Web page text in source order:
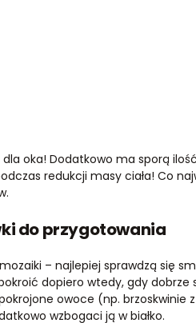
oka! Dodatkowo ma sporą ilość
redukcji masy ciała! Co
do przygotowania
– najlepiej sprawdzą się
dopiero wtedy, gdy dobrze
owoce (np. brzoskwinie
wzbogaci ją w białko.